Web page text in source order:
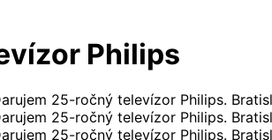
Philips